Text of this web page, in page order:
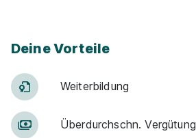
Deine Vorteile
Weiter­bildung
Über­durch­schn. Ver­gü­tung